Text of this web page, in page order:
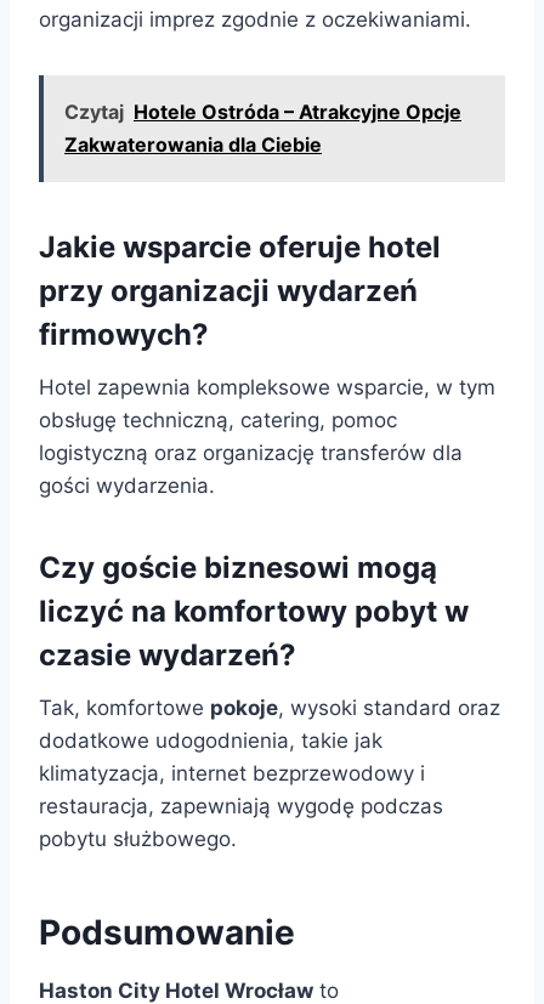
organizacji imprez zgodnie z oczekiwaniami.
Czytaj Hotele Ostróda – Atrakcyjne Opcje
Zakwaterowania dla Ciebie
Jakie wsparcie oferuje hotel
przy organizacji wydarzeń
firmowych?
Hotel zapewnia kompleksowe wsparcie, w tym
obsługę techniczną, catering, pomoc
logistyczną oraz organizację transferów dla
gości wydarzenia.
Czy goście biznesowi mogą
liczyć na komfortowy pobyt w
czasie wydarzeń?
Tak, komfortowe pokoje, wysoki standard oraz
dodatkowe udogodnienia, takie jak
klimatyzacja, internet bezprzewodowy i
restauracja, zapewniają wygodę podczas
pobytu służbowego.
Podsumowanie
Haston City Hotel Wrocław to